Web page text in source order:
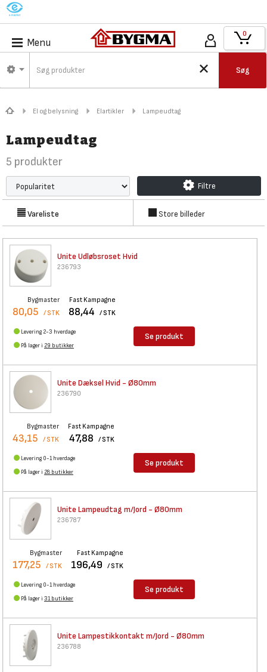
M
Menu
Søg
0
El og belysning Elartikler Lampeudtag
Lampeudtag
5 produkter
Filtre
Vareliste Store billeder
Unite Udløbsroset Hvid
236793
Bygmaster
80,05 / STK
Fast Kampagne
88,44 / STK
Levering 2-3 hverdage
På lager i 29 butikker
Se produkt
Unite Dæksel Hvid - Ø80mm
236790
Bygmaster
43,15 / STK
Fast Kampagne
47,88 / STK
Levering 0-1 hverdage
På lager i 28 butikker
Se produkt
Unite Lampeudtag m/Jord - Ø80mm
236787
Bygmaster
177,25 / STK
Fast Kampagne
196,49 / STK
Levering 0-1 hverdage
På lager i 31 butikker
Se produkt
Unite Lampestikkontakt m/Jord - Ø80mm
236788